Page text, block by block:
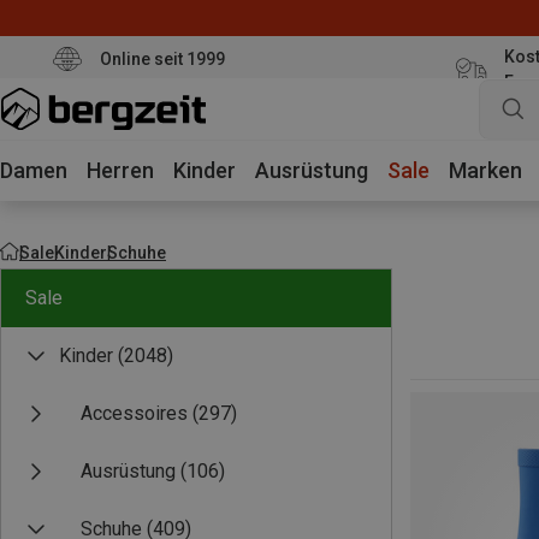
Online seit 1999
Euro
Damen Herren Kinder Ausrüstung Sale Marken
SaleKinderSchuhe
Sale
Kinder (2048)
Accessoires (297)
Ausrüstung (106)
Schuhe (409)